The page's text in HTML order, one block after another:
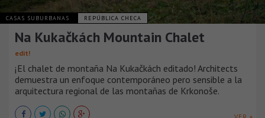
CASAS SUBURBANAS REPÚBLICA CHECA
Na Kukačkách Mountain Chalet
edit!
¡El chalet de montaña Na Kukačkách editado! Architects
demuestra un enfoque contemporáneo pero sensible a la
arquitectura regional de las montañas de Krkonoše.